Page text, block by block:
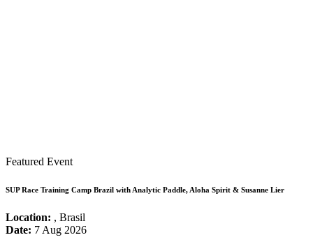
Featured Event
SUP Race Training Camp Brazil with Analytic Paddle, Aloha Spirit & Susanne Lier
Location: , Brasil
Date: 7 Aug 2026